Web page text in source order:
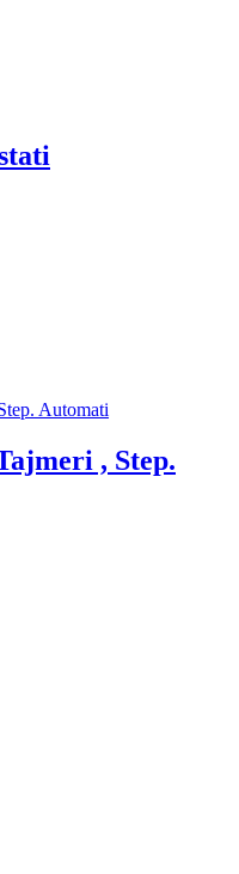
, Step.